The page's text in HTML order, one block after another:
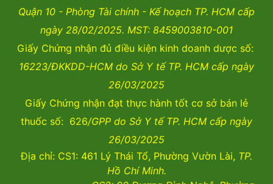
Quận 10 - Phòng Tài chính - Kế hoạch TP. HCM cấp
ngày 28/02/2025. MST: 8459003810-001
Giấy Chứng nhận đủ điều kiện kinh doanh dược số:
16223/ĐKKDD-HCM do Sở Y tế TP. HCM cấp ngày
26/03/2025
Giấy Chứng nhận đạt thực hành tốt cơ sở bán lẻ
thuốc số: 626/GPP do Sở Y tế TP. HCM cấp ngày
26/03/2025
Địa chỉ: CS1: 461 Lý Thái Tổ, Phường Vườn Lài, TP.
Hồ Chí Minh.